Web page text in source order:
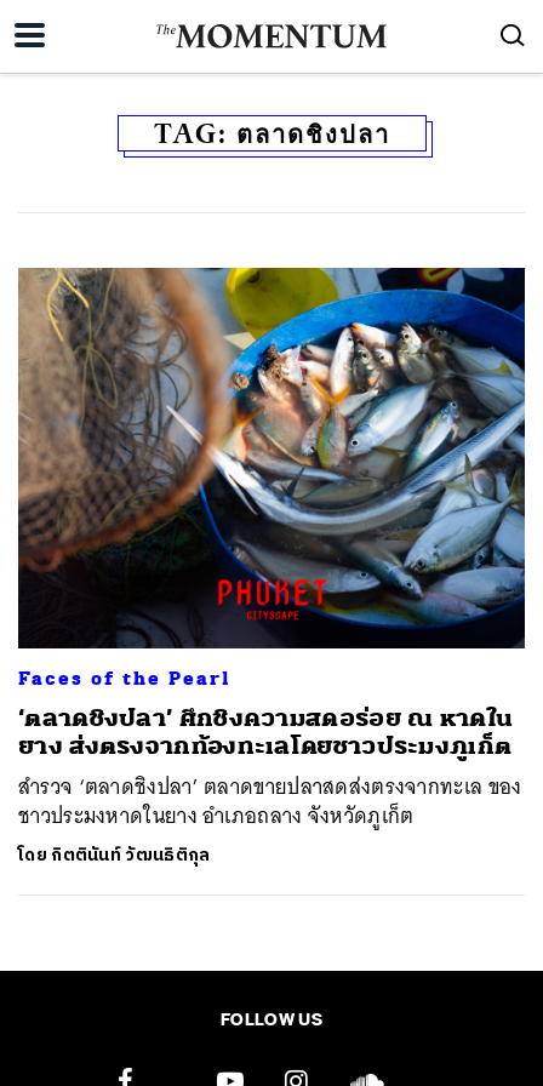
TAG: ตลาดชิงปลา
Faces of the Pearl
‘ตลาดชิงปลา’ ศึกชิงความสดอร่อย ณ หาดใน
ยาง ส่งตรงจากท้องทะเลโดยชาวประมงภูเก็ต
สำรวจ ‘ตลาดชิงปลา’ ตลาดขายปลาสดส่งตรงจากทะเล ของ
ชาวประมงหาดในยาง อำเภอถลาง จังหวัดภูเก็ต
โดย กิตตินันท์ วัฒนธิติกุล
FOLLOW US
ค้นหา
SHARE TWEET LINE EMAIL